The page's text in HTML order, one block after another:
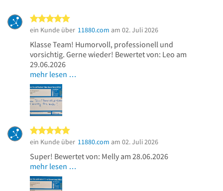
ein Kunde über 11880.com am 02. Juli 2026
Klasse Team! Humorvoll, professionell und
vorsichtig. Gerne wieder! Bewertet von: Leo am
29.06.2026
mehr lesen …
ein Kunde über 11880.com am 02. Juli 2026
Super! Bewertet von: Melly am 28.06.2026
mehr lesen …